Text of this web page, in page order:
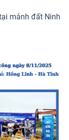
mảnh đất Ninh